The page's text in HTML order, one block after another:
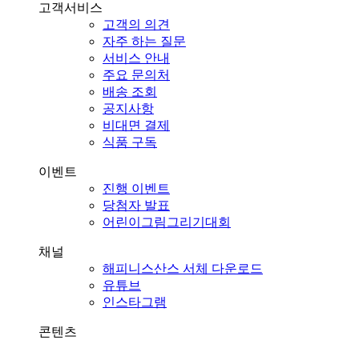
고객서비스
고객의 의견
자주 하는 질문
서비스 안내
주요 문의처
배송 조회
공지사항
비대면 결제
식품 구독
이벤트
진행 이벤트
당첨자 발표
어린이그림그리기대회
채널
해피니스산스 서체 다운로드
유튜브
인스타그램
콘텐츠